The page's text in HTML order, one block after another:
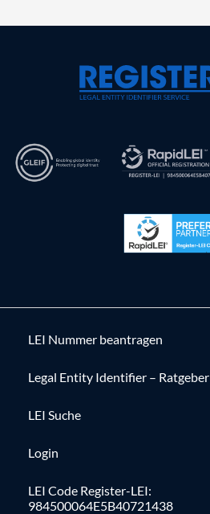
LEI Nummer beantragen
Legal Entity Identifier – Ratgeber
LEI Suche
Login
LEI Code Register-LEI:
984500064E5B40721438